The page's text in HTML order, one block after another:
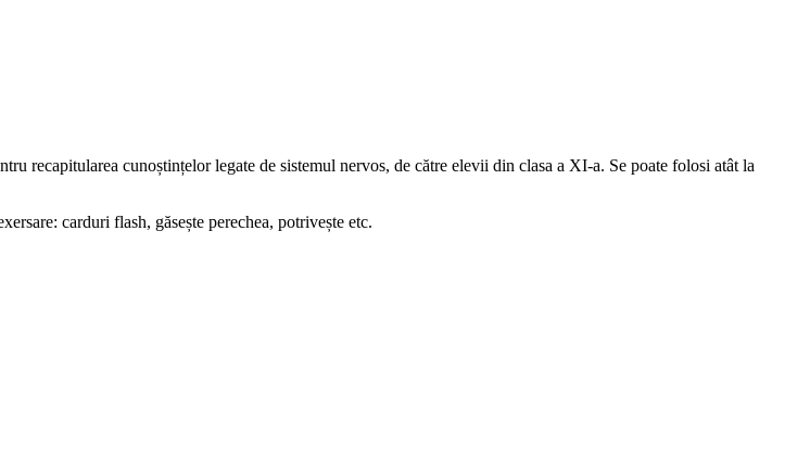
recapitularea cunoștințelor legate de sistemul nervos, de către elevii din clasa a XI-a. Se poate folosi atât la
carduri flash, găsește perechea, potrivește etc.